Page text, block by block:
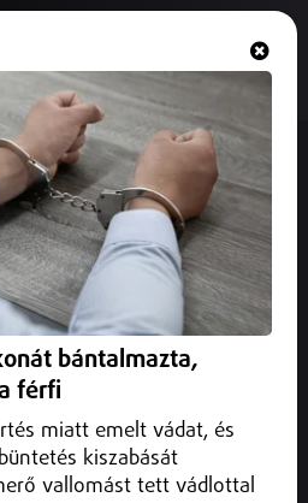
bántalmazta,
férfi
miatt emelt vádat, és
kiszabását
vallomást tett vádlottal